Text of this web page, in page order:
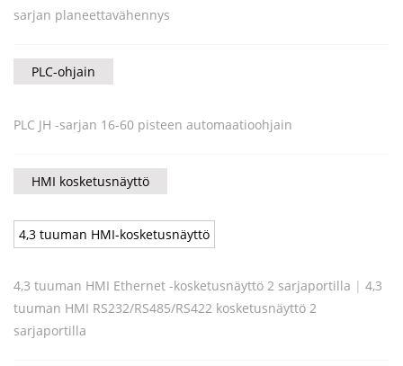
sarjan planeettavähennys
PLC-ohjain
PLC JH -sarjan 16-60 pisteen automaatioohjain
HMI kosketusnäyttö
4,3 tuuman HMI-kosketusnäyttö
4,3 tuuman HMI Ethernet -kosketusnäyttö 2 sarjaportilla | 4,3
tuuman HMI RS232/RS485/RS422 kosketusnäyttö 2
sarjaportilla